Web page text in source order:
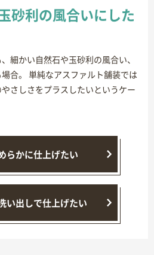
砂利の風合いにした
細かい自然石や玉砂利の風合い、
合。 単純なアスファルト舗装では
さしさをプラスしたいというケー
らかに仕上げたい
い出しで仕上げたい